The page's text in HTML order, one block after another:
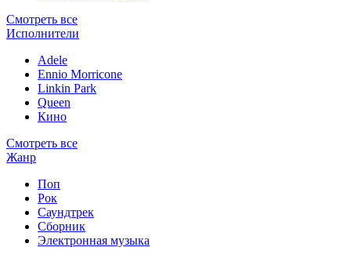
Смотреть все
Исполнители
Adele
Ennio Morricone
Linkin Park
Queen
Кино
Смотреть все
Жанр
Поп
Рок
Саундтрек
Сборник
Электронная музыка